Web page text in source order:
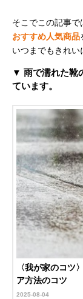
そこでこの記事
おすすめ人気商品
いつまでもきれい
▼ 雨で濡れた靴
ています。
〈我が家のコツ
ア方法のコツ
2025-08-04